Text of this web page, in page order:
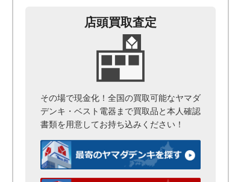
店頭買取査定
その場で現金化！全国の買取可能なヤマダ
デンキ・ベスト電器まで買取品と本人確認
書類を用意してお持ち込みください！